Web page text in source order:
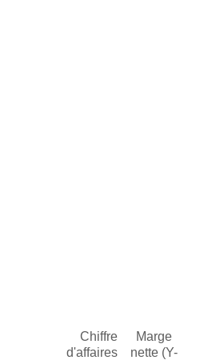
Chiffre
d'affaires
Marge
nette (Y-